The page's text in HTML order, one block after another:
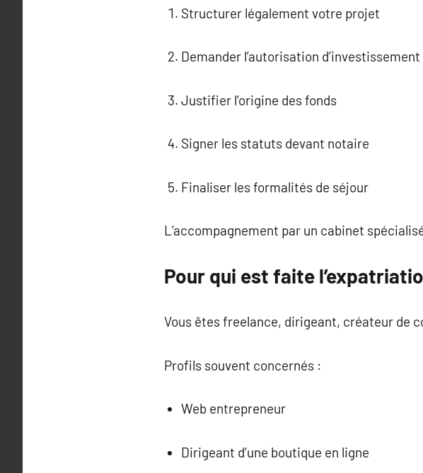
Structurer légalement votre projet
Demander l’autorisation
Justifier l’origine des fonds
Signer les statuts devant notaire
Finaliser les formalités de séjour
L’accompagnement par un cabinet
Pour qui est faite
Vous êtes freelance, dirigeant, créateur de
Profils souvent concernés :
Web entrepreneur
Dirigeant d’une boutique en ligne